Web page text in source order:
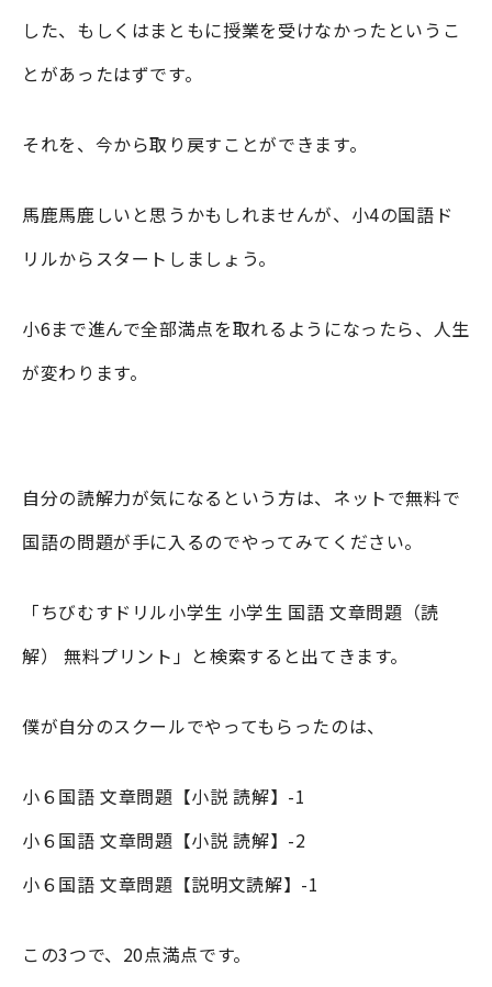
した、もしくはまともに授業を受けなかったというこ
とがあったはずです。
それを、今から取り戻すことができます。
馬鹿馬鹿しいと思うかもしれませんが、小4の国語ド
リルからスタートしましょう。
小6まで進んで全部満点を取れるようになったら、人生
が変わります。
自分の読解力が気になるという方は、ネットで無料で
国語の問題が手に入るのでやってみてください。
「ちびむすドリル小学生 小学生 国語 文章問題（読
解） 無料プリント」と検索すると出てきます。
僕が自分のスクールでやってもらったのは、
小６国語 文章問題【小説 読解】-1
小６国語 文章問題【小説 読解】-2
小６国語 文章問題【説明文読解】-1
この3つで、20点満点です。